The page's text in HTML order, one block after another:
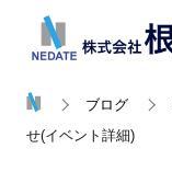
ブログ
せ(イベント詳細)